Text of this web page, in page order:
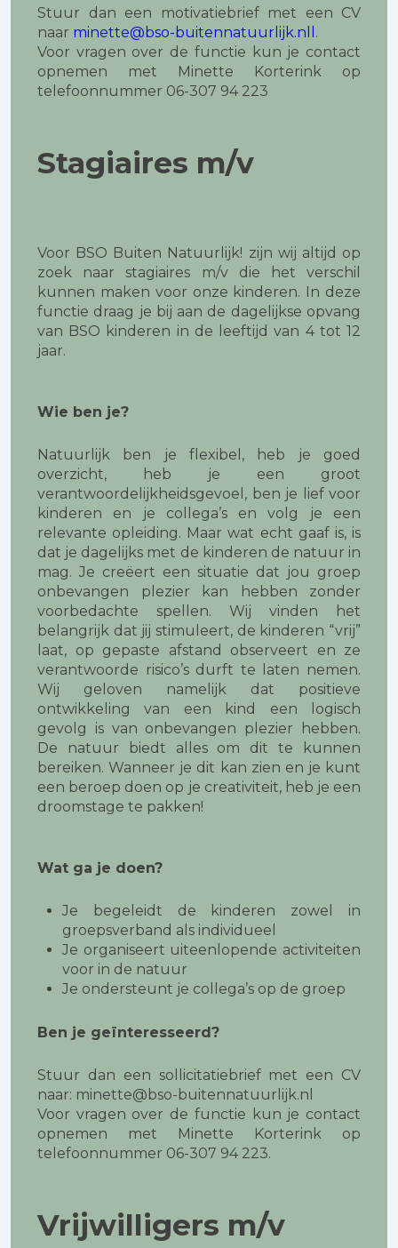
Stuur dan een motivatiebrief met een CV
naar minette@bso-buitennatuurlijk.nl
.
Voor vragen over de functie kun je contact
opnemen met Minette Korterink op
telefoonnummer 06-307 94 223
Stagiaires m/v
Voor BSO Buiten Natuurlijk! zijn wij altijd op
zoek naar stagiaires m/v die het verschil
kunnen maken voor onze kinderen. In deze
functie draag je bij aan de dagelijkse opvang
van BSO kinderen in de leeftijd van 4 tot 12
jaar.
Wie ben je?
Natuurlijk ben je flexibel, heb je goed
overzicht, heb je een groot
verantwoordelijkheidsgevoel, ben je lief voor
kinderen en je collega’s en volg je een
relevante opleiding. Maar wat echt gaaf is, is
dat je dagelijks met de kinderen de natuur in
mag. Je creëert een situatie dat jou groep
onbevangen plezier kan hebben zonder
voorbedachte spellen. Wij vinden het
belangrijk dat jij stimuleert, de kinderen “vrij”
laat, op gepaste afstand observeert en ze
verantwoorde risico’s durft te laten nemen.
Wij geloven namelijk dat positieve
ontwikkeling van een kind een logisch
gevolg is van onbevangen plezier hebben.
De natuur biedt alles om dit te kunnen
bereiken. Wanneer je dit kan zien en je kunt
een beroep doen op je creativiteit, heb je een
droomstage te pakken!
Wat ga je doen?
Je begeleidt de kinderen zowel in
groepsverband als individueel
Je organiseert uiteenlopende activiteiten
voor in de natuur
Je ondersteunt je collega’s op de groep
Ben je geïnteresseerd?
Stuur dan een sollicitatiebrief met een CV
naar: minette@bso-buitennatuurlijk.nl
Voor vragen over de functie kun je contact
opnemen met Minette Korterink op
telefoonnummer 06-307 94 223.
Vrijwilligers m/v